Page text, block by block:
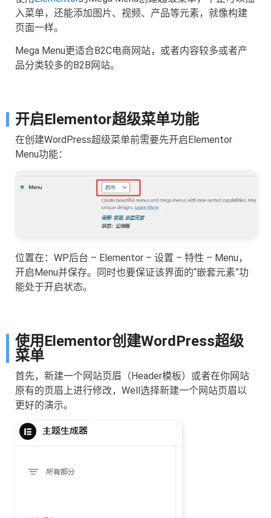
入菜单，还能添加图片、视频、产品等元素，就像构建
页面一样。
Mega Menu更适合B2C电商网站，或者内容较多或者产
品分类较多的B2B网站。
开启Elementor超级菜单功能
在创建WordPress超级菜单前需要先开启Elementor
Menu功能：
位置在：WP后台 – Elementor – 设置 – 特性 – Menu，
开启Menu并保存。同时也要保证该界面的“嵌套元素”功
能处于开启状态。
使用Elementor创建WordPress超级
菜单
首先，新建一个网站页眉（Header模板）或者在你网站
原有的页眉上进行修改，Well选择新建一个网站页眉以
更好的演示。